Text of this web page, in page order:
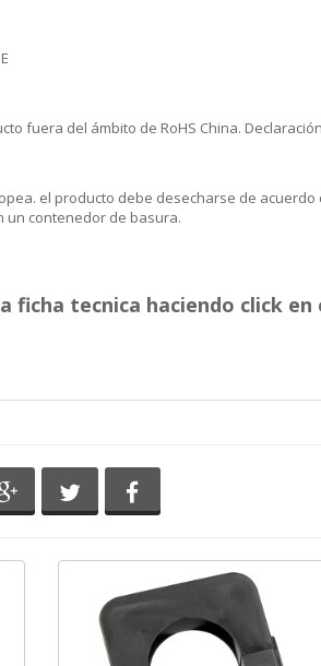
fuera del ámbito de RoHS China.
el producto debe desecharse de
un contenedor de basura.
ficha tecnica haciendo click en
en Pinterest
Compartir en Google+
Compartir en Twitter